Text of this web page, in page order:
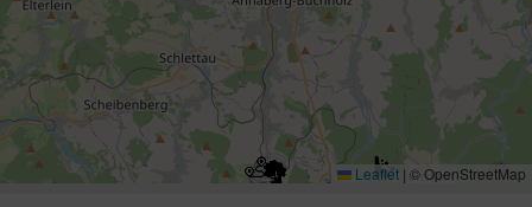
Leaflet | © OpenStreetMap